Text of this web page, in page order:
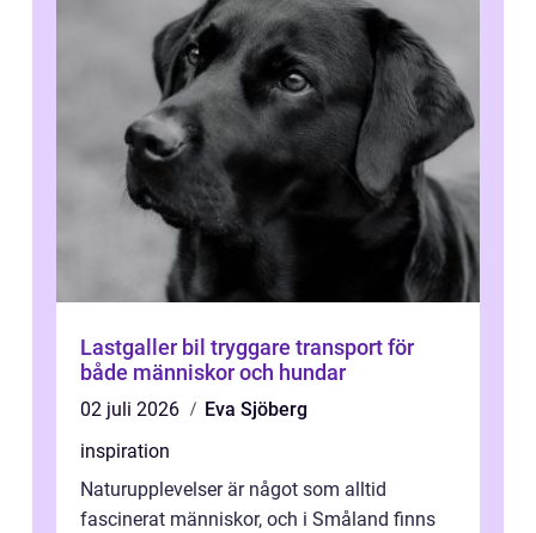
Lastgaller bil tryggare transport för
både människor och hundar
02 juli 2026
Eva Sjöberg
inspiration
Naturupplevelser är något som alltid
fascinerat människor, och i Småland finns